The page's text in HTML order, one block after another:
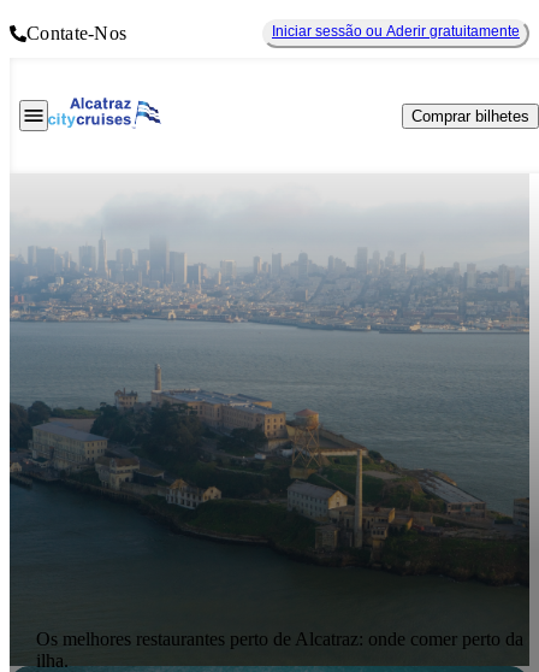
Contate-Nos Iniciar sessão ou Aderir gratuitamente
Comprar bilhetes
Os melhores restaurantes perto de Alcatraz: onde comer perto da
ilha.